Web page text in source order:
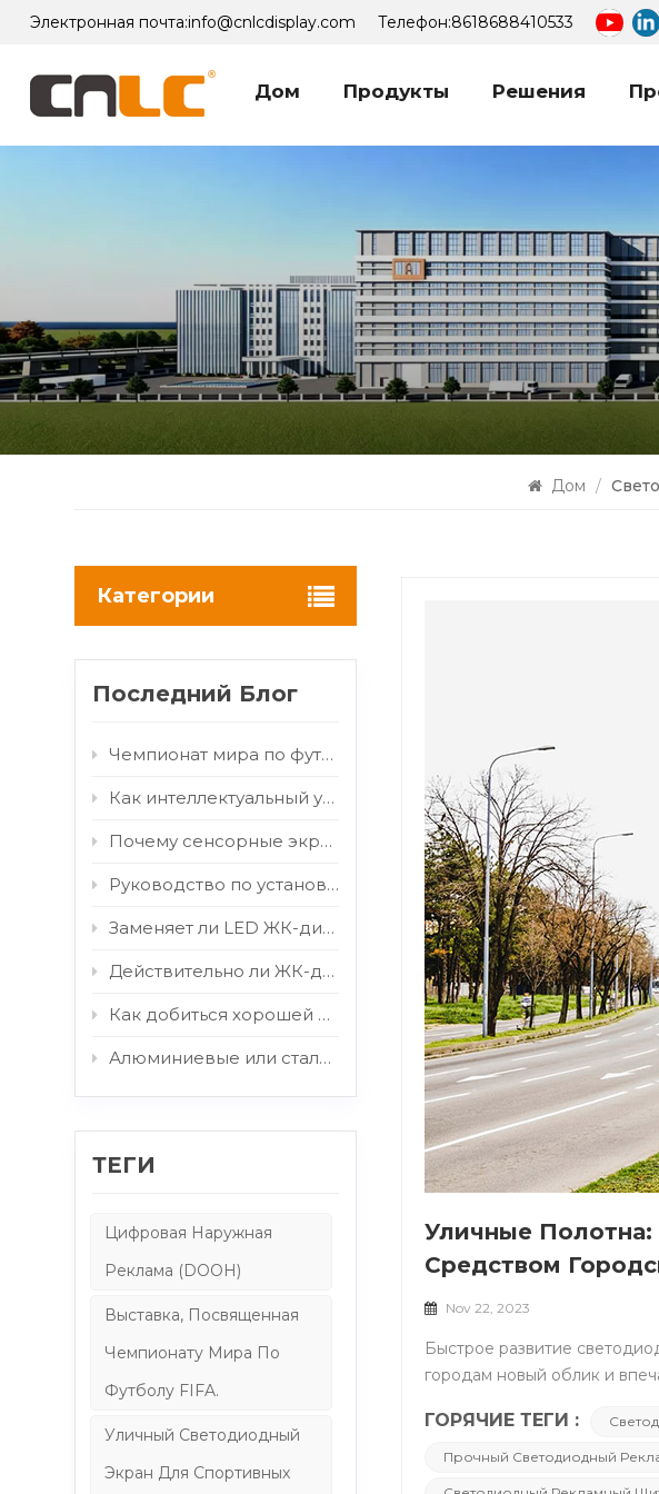
Электронная почта:info@cnlcdisplay.com Телефон:8618688410533
Дом Продукты Решения
Дом /
Уличные
Средством
Nov 22, 2023
Быстрое развитие светодиодных технологий стимулирует инновации в индустрии наружной рекламы, придавая городам новый облик и впечатления. &nbsp; Мы разберемся, почему применение Светодиодные наружные рекламные щиты получил такое широкое распространение на городских улицах? &nbsp; Мы сосредоточимся на их глубоком влиянии в различных аспектах, таких как технологии, дизайн, экологическая устойчивость и бизнес. &nbsp; &nbsp; &nbsp; I. Основные принципы светодиодной технологии и ее применение в наружных рекламных щитах. &nbsp; &nbsp; Светодиод, полупроводниковое осветительное устройство, генерирует свет посредством рекомбинации электронов в полупроводниковых материалах, что устраняет необходимость в нитях накаливания в традиционных светоизлучающих устройствах. &nbsp; Этот фундаментальный принцип дает светодиодной технологии уникальные преимущества, в том числе Высокая эффективность, длительный срок службы, быстрое реагирование и компактность. &nbsp; В сфере наружной рекламы эти характеристики предоставляют создателям большую свободу дизайна и расширяют возможности для повышения эффективности рекламы. &nbsp; &nbsp; Влияние яркости и разрешения: как обеспечить хорошую видимость в различных условиях освещения? &nbsp; В наружной рекламе, яркость и разрешениеКлючевые факторы, определяющие эффективность светодиодных рекламных щитов. &nbsp; Высокая яркость гарантирует, что светодиодная реклама останется четкой при ярком солнечном свете в течение дня, а высокое разрешение гарантирует детальное представление рекламного контента. &nbsp; Оба фактора работают вместе, обеспечивая хорошую видимость светодиодных наружных рекламных щитов при различных условиях освещения. &nbsp; При ярком солнечном свете традиционные рекламные щиты могут выглядеть размытыми из-за отражений и преломления света. Используя преимущество высокой яркости, светодиодные рекламные щиты сохраняют четкость изображения даже при ярком освещении, гарантируя четкое донесение рекламной информации до аудитории. &nbsp; &nbsp; &nbsp; &nbsp; &nbsp;Устойчивость к атмосферным воздействиям и водонепроницаемость: как светодиодные уличные рекламные щиты справляются с различными погодными условиями? &nbsp; Наружная реклама находится под значительным влиянием природных факторов окружающей среды, поэтому устойчивость к атмосферным воздействиям и гидроизоляция рекламных щитов имеют решающее значение. &nbsp; В светодиодных наружных рекламных щитах используются специальные методы
ГОРЯЧИЕ ТЕГИ :
Прочный Светодиодный
Категории
Последний Блог
Чемпионат мира по футболу 2026: как наружные светодиодные/ЖК-экраны превращают поток болельщиков в рекламный ресурс для бренда.
Как интеллектуальный удаленный мониторинг снижает затраты на обслуживание наружных цифровых вывесок
Почему сенсорные экраны для наружного использования выходят из строя и как их починить
Руководство по установке цифровых информационных табло в аэропорту: внутренние ЖК-дисплеи-тотемы для терминалов с высокой проходимостью.
Заменяет ли LED ЖК-дисплеи? Почему технологии COB и MIP стимулируют рыночные изменения?
Действительно ли ЖК-дисплеи для наружного применения выдерживают прямые солнечные лучи? Подтверждено испытаниями на ИК-излучение мощностью 800 Вт/м².
Как добиться хорошей читаемости наружных дисплеев при солнечном свете: роль защитного стекла и агростекла.
Алюминиевые или стальные корпуса: какая конструкция лучше подходит для наружных цифровых вывесок?
ТЕГИ
Цифровая Наружная
Реклама (DOOH)
Выставка, Посвященная
Чемпионату Мира По
Футболу FIFA.
Уличный Светодиодный
Экран Для Спортивных